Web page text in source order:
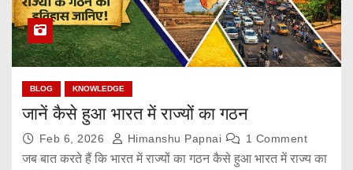
BLOG KNOWLEDGE
जानें कैसे हुआ भारत में राज्यों का गठन
Feb 6, 2026 Himanshu Papnai 1 Comment
जब बात करते हैं कि भारत में राज्यों का गठन कैसे हुआ भारत में राज्य का